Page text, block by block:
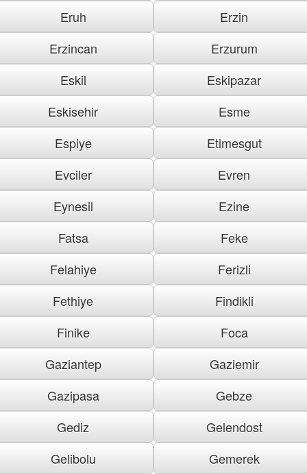
Eruh
Erzin
Erzincan
Erzurum
Eskil
Eskipazar
Eskisehir
Esme
Espiye
Etimesgut
Evciler
Evren
Eynesil
Ezine
Fatsa
Feke
Felahiye
Ferizli
Fethiye
Findikli
Finike
Foca
Gaziantep
Gaziemir
Gazipasa
Gebze
Gediz
Gelendost
Gelibolu
Gemerek